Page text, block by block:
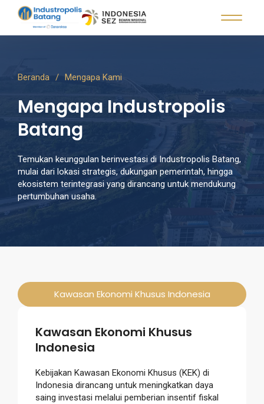
Beranda Mengapa Kami
Mengapa Industropolis
Batang
Temukan keunggulan berinvestasi di Industropolis Batang,
mulai dari lokasi strategis, dukungan pemerintah, hingga
ekosistem terintegrasi yang dirancang untuk mendukung
pertumbuhan usaha.
Kawasan Ekonomi Khusus Indonesia
Kawasan Ekonomi Khusus
Indonesia
Kebijakan Kawasan Ekonomi Khusus (KEK) di
Indonesia dirancang untuk meningkatkan daya
saing investasi melalui pemberian insentif fiskal